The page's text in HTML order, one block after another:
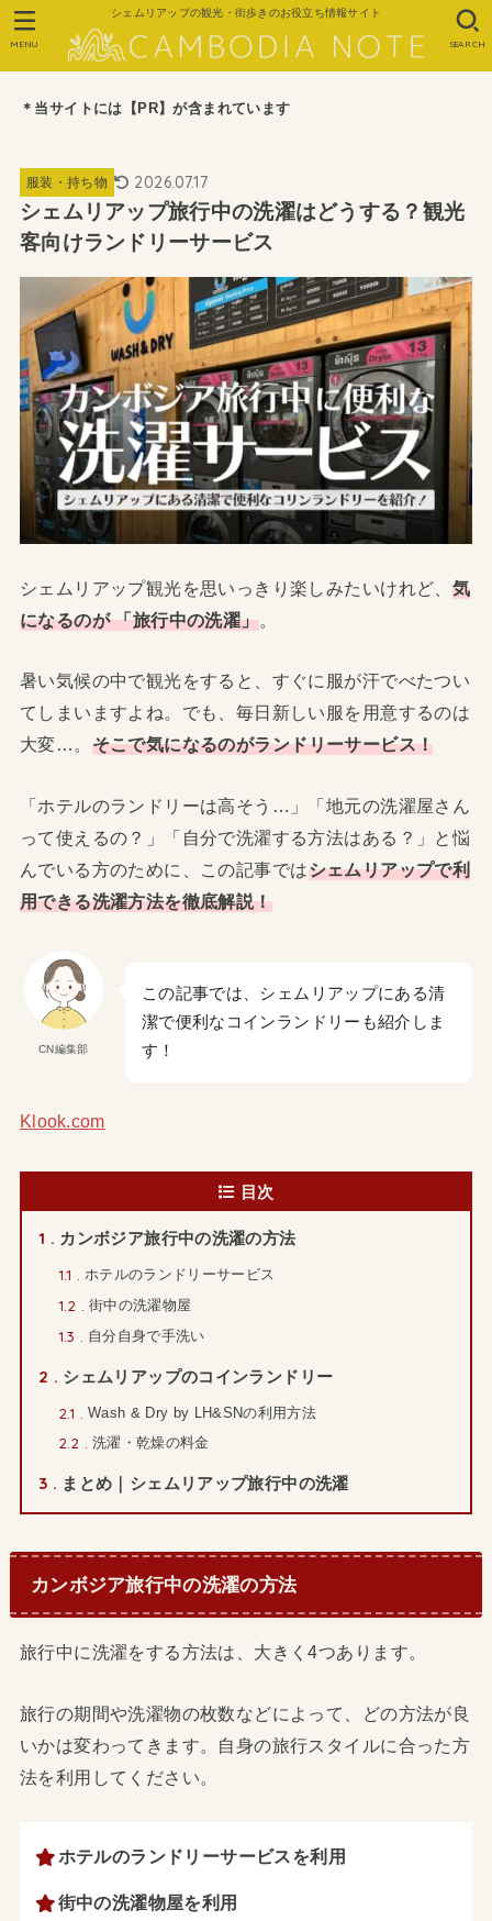
シェムリアップの観光・街歩きのお役立ち情報サイト
SEARCH
MENU
＊当サイトには【PR】が含まれています
服装・持ち物 2026.07.17
シェムリアップ旅行中の洗濯はどうする？観光
客向けランドリーサービス
シェムリアップ観光を思いっきり楽しみたいけれど、 気
になるのが 「旅行中の洗濯」。
暑い気候の中で観光をすると、すぐに服が汗でべたつい
てしまいますよね。でも、毎日新しい服を用意するのは
大変…。 そこで気になるのがランドリーサービス！
「ホテルのランドリーは高そう…」「地元の洗濯屋さん
って使えるの？」「自分で洗濯する方法はある？」と悩
んでいる方のために、この記事ではシェムリアップで利
用できる洗濯方法を徹底解説！
CN編集部
この記事では、シェムリアップにある清
潔で便利なコインランドリーも紹介しま
す！
Klook.com
目次
1 カンボジア旅行中の洗濯の方法
1.1 ホテルのランドリーサービス
1.2 街中の洗濯物屋
1.3 自分自身で手洗い
2 シェムリアップのコインランドリー
2.1 Wash & Dry by LH&SNの利用方法
2.2 洗濯・乾燥の料金
3 まとめ｜シェムリアップ旅行中の洗濯
カンボジア旅行中の洗濯の方法
旅行中に洗濯をする方法は、大きく4つあります。
旅行の期間や洗濯物の枚数などによって、どの方法が良
いかは変わってきます。自身の旅行スタイルに合った方
法を利用してください。
ホテルのランドリーサービスを利用
街中の洗濯物屋を利用